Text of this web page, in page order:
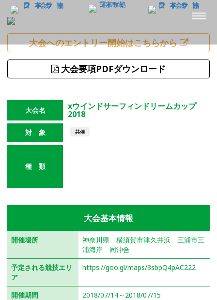
大会へのエントリー開始はこちらから
大会要項PDFダウンロード
大会名 xウインドサーフィンドリームカップ
2018
対 象 共催
種 類
大会基本情報
開催場所
神奈川県 横須賀市津久井浜 三浦市三
浦海岸 同沖合
予定される競技エリ
ア
https://goo.gl/maps/3sbpQ4pAC222
開催期間
2018/07/14～2018/07/15